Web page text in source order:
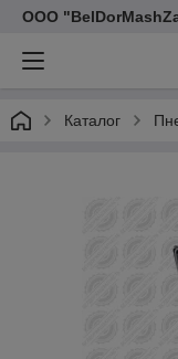
ООО
Каталог